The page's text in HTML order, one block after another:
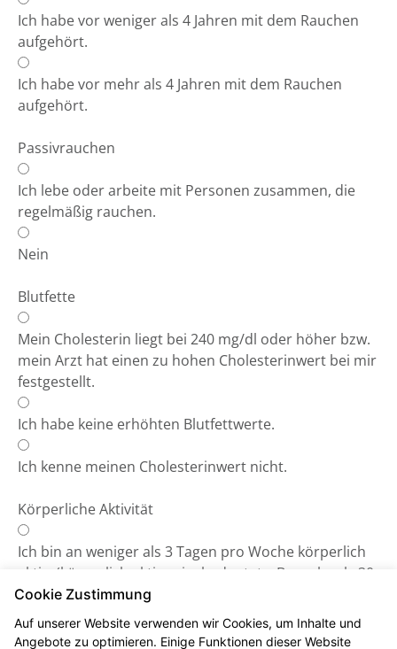
Ich habe vor weniger als 4 Jahren mit dem Rauchen
aufgehört.
Ich habe vor mehr als 4 Jahren mit dem Rauchen
aufgehört.
Passivrauchen
Ich lebe oder arbeite mit Personen zusammen, die
regelmäßig rauchen.
Nein
Blutfette
Mein Cholesterin liegt bei 240 mg/dl oder höher bzw.
mein Arzt hat einen zu hohen Cholesterinwert bei mir
festgestellt.
Ich habe keine erhöhten Blutfettwerte.
Ich kenne meinen Cholesterinwert nicht.
Körperliche Aktivität
Ich bin an weniger als 3 Tagen pro Woche körperlich
aktiv. (körperlich aktiv sein, bedeutet z.B.: mehr als 30
Minuten spazieren gehen, Rad fahren, laufen etc.).
Ich bin an mehr als 3 Tagen körperlich aktiv.
Cookie Zustimmung
Auf unserer Website verwenden wir Cookies, um Inhalte und
Angebote zu optimieren. Einige Funktionen dieser Website